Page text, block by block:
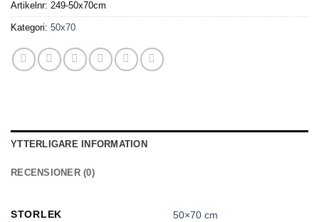
Artikelnr: 249-50x70cm
Kategori: 50x70
YTTERLIGARE INFORMATION
RECENSIONER (0)
STORLEK 50×70 cm